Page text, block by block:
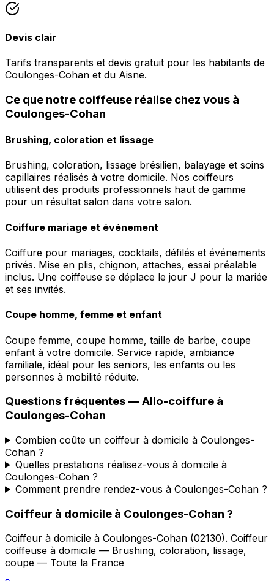
Devis clair
Tarifs transparents et devis gratuit pour les habitants de
Coulonges-Cohan et du Aisne.
Ce que notre coiffeuse réalise chez vous à
Coulonges-Cohan
Brushing, coloration et lissage
Brushing, coloration, lissage brésilien, balayage et soins
capillaires réalisés à votre domicile. Nos coiffeurs
utilisent des produits professionnels haut de gamme
pour un résultat salon dans votre salon.
Coiffure mariage et événement
Coiffure pour mariages, cocktails, défilés et événements
privés. Mise en plis, chignon, attaches, essai préalable
inclus. Une coiffeuse se déplace le jour J pour la mariée
et ses invités.
Coupe homme, femme et enfant
Coupe femme, coupe homme, taille de barbe, coupe
enfant à votre domicile. Service rapide, ambiance
familiale, idéal pour les seniors, les enfants ou les
personnes à mobilité réduite.
Questions fréquentes —Allo-coiffure à
Coulonges-Cohan
Combien coûte un coiffeur à domicile à Coulonges-
Cohan ?
Quelles prestations réalisez-vous à domicile à
Coulonges-Cohan ?
Comment prendre rendez-vous à Coulonges-Cohan ?
Coiffeur à domicile à Coulonges-Cohan ?
Coiffeur à domicile à Coulonges-Cohan (02130). Coiffeur
coiffeuse à domicile — Brushing, coloration, lissage,
coupe — Toute la France